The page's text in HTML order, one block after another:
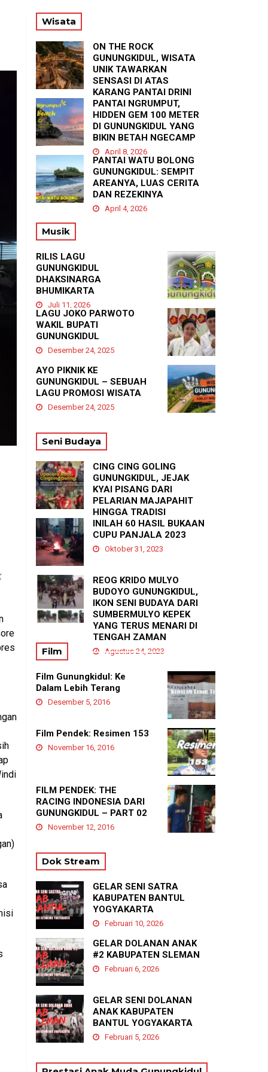
Wisata
ON THE ROCK
GUNUNGKIDUL, WISATA
UNIK TAWARKAN
SENSASI DI ATAS
KARANG PANTAI DRINI
April 23, 2026
PANTAI NGRUMPUT,
HIDDEN GEM 100 METER
DI GUNUNGKIDUL YANG
BIKIN BETAH NGECAMP
April 8, 2026
PANTAI WATU BOLONG
GUNUNGKIDUL: SEMPIT
AREANYA, LUAS CERITA
DAN REZEKINYA
April 4, 2026
Musik
RILIS LAGU
GUNUNGKIDUL
DHAKSINARGA
BHUMIKARTA
Juli 11, 2026
LAGU JOKO PARWOTO
WAKIL BUPATI
GUNUNGKIDUL
Desember 24, 2025
AYO PIKNIK KE
GUNUNGKIDUL – SEBUAH
LAGU PROMOSI WISATA
Desember 24, 2025
Seni Budaya
CING CING GOLING
GUNUNGKIDUL, JEJAK
KYAI PISANG DARI
PELARIAN MAJAPAHIT
HINGGA TRADISI
TASYAKURAN
PADUKUHAN GEDANGAN
Agustus 21, 2025
INILAH 60 HASIL BUKAAN
CUPU PANJALA 2023
Oktober 31, 2023
REOG KRIDO MULYO
BUDOYO GUNUNGKIDUL,
IKON SENI BUDAYA DARI
SUMBERMULYO KEPEK
YANG TERUS MENARI DI
TENGAH ZAMAN
Agustus 24, 2023
Film
Film Gunungkidul: Ke
Dalam Lebih Terang
Desember 5, 2016
Film Pendek: Resimen 153
November 16, 2016
FILM PENDEK: THE
RACING INDONESIA DARI
GUNUNGKIDUL – PART 02
November 12, 2016
Dok Stream
GELAR SENI SATRA
KABUPATEN BANTUL
YOGYAKARTA
Februari 10, 2026
GELAR DOLANAN ANAK
#2 KABUPATEN SLEMAN
Februari 6, 2026
GELAR SENI DOLANAN
ANAK KABUPATEN
BANTUL YOGYAKARTA
Februari 5, 2026